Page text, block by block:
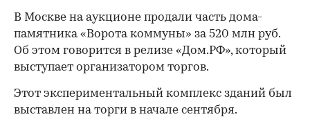
В Москве на аукционе продали часть дома-
памятника «Ворота коммуны» за 520 млн руб.
Об этом говорится в релизе «Дом.РФ», который
выступает организатором торгов.
Этот экспериментальный комплекс зданий был
выставлен на торги в начале сентября.